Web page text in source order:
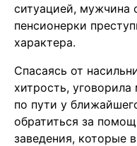
ситуацией, мужчина
пенсионерки
характера.
Спасаясь от
хитрость,
по пути у
обратиться за
заведения, которые